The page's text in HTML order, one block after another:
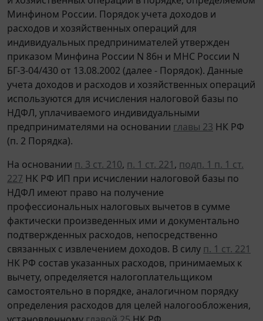
Минфином России. Порядок учета доходов и
расходов и хозяйственных операций для
индивидуальных предпринимателей утвержден
приказом Минфина России N 86н и МНС России N
БГ-3-04/430 от 13.08.2002 (далее - Порядок). Данные
учета доходов и расходов и хозяйственных операций
используются для исчисления налоговой базы по
НДФЛ, уплачиваемого индивидуальными
предпринимателями на основании главы 23 НК РФ
(п. 2 Порядка).
На основании п. 3 ст. 210, п. 1 ст. 221, подп. 1 п. 1 ст.
227 НК РФ ИП при исчислении налоговой базы по
НДФЛ имеют право на получение
профессиональных налоговых вычетов в сумме
фактически произведенных ими и документально
подтвержденных расходов, непосредственно
связанных с извлечением доходов. В силу п. 1 ст. 221
НК РФ состав указанных расходов, принимаемых к
вычету, определяется налогоплательщиком
самостоятельно в порядке, аналогичном порядку
определения расходов для целей налогообложения,